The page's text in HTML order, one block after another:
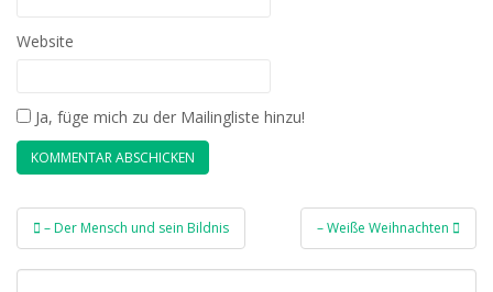
Website
Ja, füge mich zu der Mailingliste hinzu!
Beitragsnavigation
– Der Mensch und sein Bildnis – Weiße Weihnachten